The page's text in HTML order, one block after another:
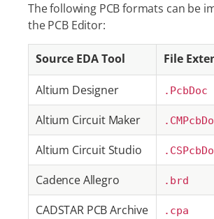
The following PCB formats can be
the PCB Editor:
Source EDA Tool File
Altium Designer .PcbDoc
Altium Circuit Maker
Altium Circuit Studio
Cadence Allegro .brd
CADSTAR PCB Archive .cpa